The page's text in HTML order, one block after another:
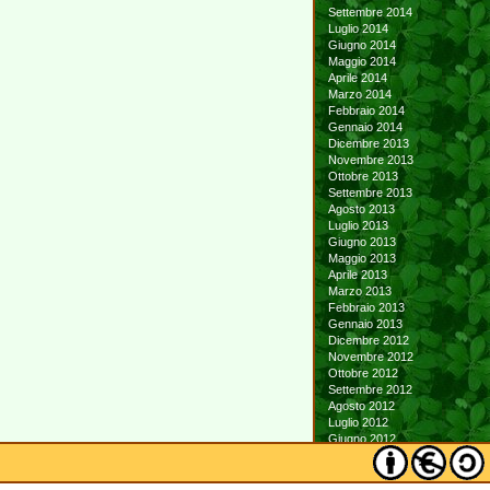
Settembre 2014
Luglio 2014
Giugno 2014
Maggio 2014
Aprile 2014
Marzo 2014
Febbraio 2014
Gennaio 2014
Dicembre 2013
Novembre 2013
Ottobre 2013
Settembre 2013
Agosto 2013
Luglio 2013
Giugno 2013
Maggio 2013
Aprile 2013
Marzo 2013
Febbraio 2013
Gennaio 2013
Dicembre 2012
Novembre 2012
Ottobre 2012
Settembre 2012
Agosto 2012
Luglio 2012
Giugno 2012
Maggio 2012
Aprile 2012